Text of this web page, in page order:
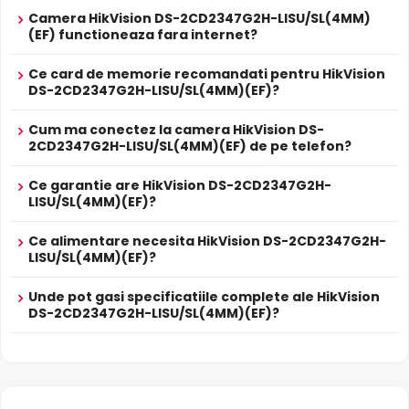
zona monitorizata.
FunctiaTRUE WDRoferita de senzorul de imagine al
camerei HikVision DS-2CD2347G2H-LISU/SL(4MM)(EF),
compenseaza atat imaginea din prim plan, cat si
imaginea de fundal, in zone cu contrast puternic de
PROSPECT PRODUCATOR
Prospect
HikVision DS-2CD2347G2H-LISU/SL(4MM)(EF)
* Specificatiile tehnice ale produsului HikVision DS-2CD2347G2H-
Camera HikVision DS-2CD2347G2H-LISU/SL(4MM)
(EF) functioneaza fara internet?
Ce card de memorie recomandati pentru HikVision
DS-2CD2347G2H-LISU/SL(4MM)(EF)?
Cum ma conectez la camera HikVision DS-
2CD2347G2H-LISU/SL(4MM)(EF) de pe telefon?
Ce garantie are HikVision DS-2CD2347G2H-
LISU/SL(4MM)(EF)?
Ce alimentare necesita HikVision DS-2CD2347G2H-
LISU/SL(4MM)(EF)?
Unde pot gasi specificatiile complete ale HikVision
DS-2CD2347G2H-LISU/SL(4MM)(EF)?